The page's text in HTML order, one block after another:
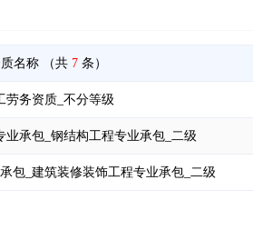
名称 （共 7条）
劳务资质_不分等级
业承包_钢结构工程专业承包_二级
包_建筑装修装饰工程专业承包_二级